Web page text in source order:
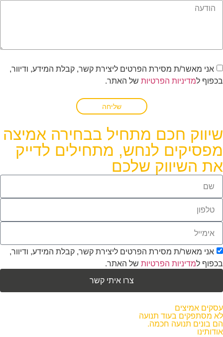
אני מאשר/ת מסירת הפרטים ליצירת קשר, קבלת המידע, ודיוור,
למדיניות הפרטיותשל האתר.
שליחה
חכם מתחיל בבחירה אמיצה
לנחש, מתחילים לדייק
השיווק שלכם
אני מאשר/ת מסירת הפרטים ליצירת קשר, קבלת המידע, ודיוור,
למדיניות הפרטיותשל האתר.
צרו איתי קשר
אמיצים
מסתפקים בעוד תנועה
בונים תנועה חכמה.